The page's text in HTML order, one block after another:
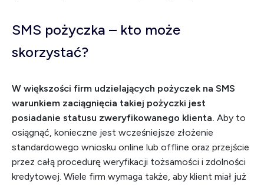
SMS pożyczka – kto może
skorzystać?
W większości firm udzielających pożyczek na SMS
warunkiem zaciągnięcia takiej pożyczki jest
posiadanie statusu zweryfikowanego klienta. Aby to
osiągnąć, konieczne jest wcześniejsze złożenie
standardowego wniosku online lub offline oraz przejście
przez całą procedurę weryfikacji tożsamości i zdolności
kredytowej. Wiele firm wymaga także, aby klient miał już